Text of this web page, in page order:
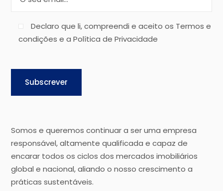
Declaro que li, compreendi e aceito os Termos e
condições e a Política de Privacidade
Subscrever
Somos e queremos continuar a ser uma empresa
responsável, altamente qualificada e capaz de
encarar todos os ciclos dos mercados imobiliários
global e nacional, aliando o nosso crescimento a
práticas sustentáveis.